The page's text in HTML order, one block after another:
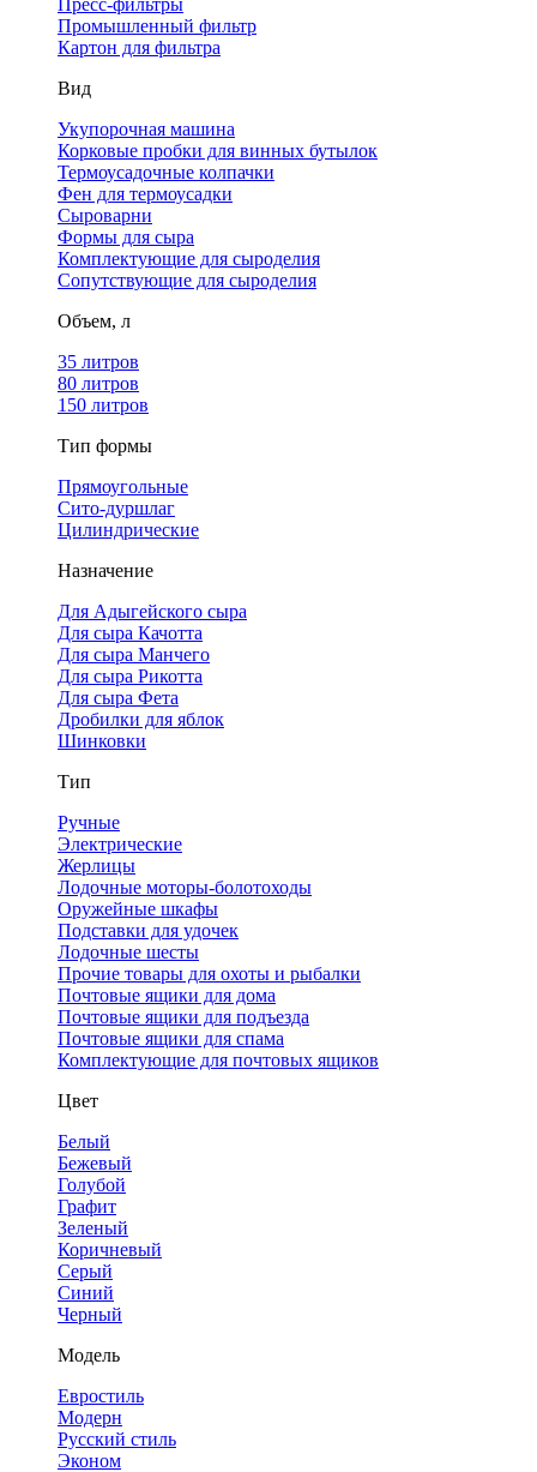
Пресс-фильтры
Промышленный фильтр
Картон для фильтра
Вид
Укупорочная машина
Корковые пробки для винных бутылок
Термоусадочные колпачки
Фен для термоусадки
Сыроварни
Формы для сыра
Комплектующие для сыроделия
Сопутствующие для сыроделия
Объем, л
35 литров
80 литров
150 литров
Тип формы
Прямоугольные
Сито-дуршлаг
Цилиндрические
Назначение
Для Адыгейского сыра
Для сыра Качотта
Для сыра Манчего
Для сыра Рикотта
Для сыра Фета
Дробилки для яблок
Шинковки
Тип
Ручные
Электрические
Жерлицы
Лодочные моторы-болотоходы
Оружейные шкафы
Подставки для удочек
Лодочные шесты
Прочие товары для охоты и рыбалки
Почтовые ящики для дома
Почтовые ящики для подъезда
Почтовые ящики для спама
Комплектующие для почтовых ящиков
Цвет
Белый
Бежевый
Голубой
Графит
Зеленый
Коричневый
Серый
Синий
Черный
Модель
Евростиль
Модерн
Русский стиль
Эконом